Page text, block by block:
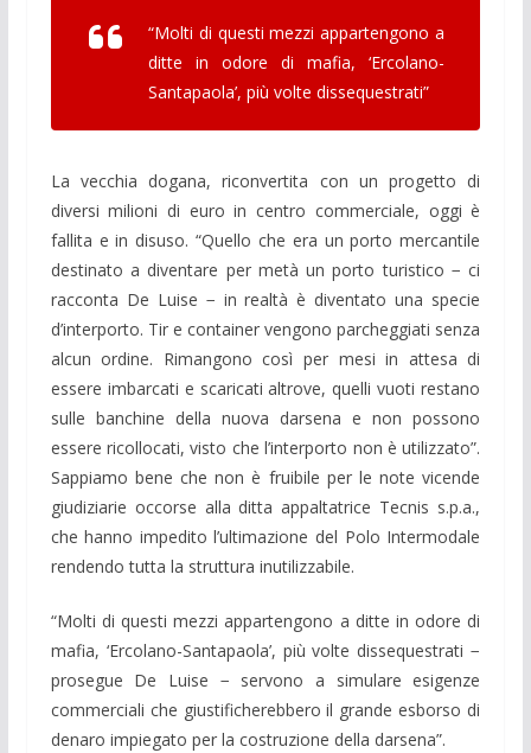
“Molti di questi mezzi appartengono a
ditte in odore di mafia, ‘Ercolano-
Santapaola’, più volte dissequestrati”
La vecchia dogana, riconvertita con un progetto di
diversi milioni di euro in centro commerciale, oggi è
fallita e in disuso. “Quello che era un porto mercantile
destinato a diventare per metà un porto turistico − ci
racconta De Luise − in realtà è diventato una specie
d’interporto. Tir e container vengono parcheggiati senza
alcun ordine. Rimangono così per mesi in attesa di
essere imbarcati e scaricati altrove, quelli vuoti restano
sulle banchine della nuova darsena e non possono
essere ricollocati, visto che l’interporto non è utilizzato”.
Sappiamo bene che non è fruibile per le note vicende
giudiziarie occorse alla ditta appaltatrice Tecnis s.p.a.,
che hanno impedito l’ultimazione del Polo Intermodale
rendendo tutta la struttura inutilizzabile.
“Molti di questi mezzi appartengono a ditte in odore di
mafia, ‘Ercolano-Santapaola’, più volte dissequestrati −
prosegue De Luise − servono a simulare esigenze
commerciali che giustificherebbero il grande esborso di
denaro impiegato per la costruzione della darsena”.